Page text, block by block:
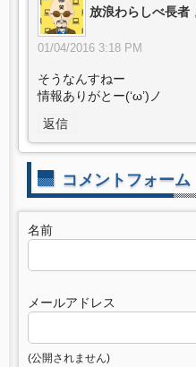
放浪わらしべ長者
01/04/2016 3:18 PM
そうなんすねー
情報ありがとー(‘ω’)ノ
返信
コメントフォーム
名前
メールアドレス
(公開されません)